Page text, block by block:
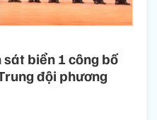
sát biển 1 công bố
đội phương